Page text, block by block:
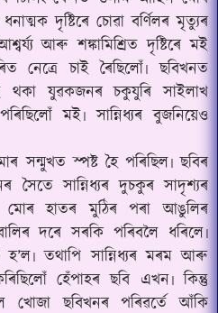
দৃষ্টিৰে চোৱা বৰ্ণিলৰ মৃত্যুৰ
আৰু শঙ্কামিশ্ৰিত দৃষ্টিৰে মই
নেত্ৰে চাই ৰৈছিলোঁ৷ ছবিখনত
থকা যুৱকজনৰ চকুযুৰি সাইলাখ
মই৷ সান্নিধ্যৰ বুজনিয়েও
সন্মুখত স্পষ্ট হৈ পৰিছিল৷ ছবিৰ
সৈতে সান্নিধ্যৰ দুচকুৰ সাদৃশ্যৰ
মোৰ হাতৰ মুঠিৰ পৰা আঙুলিৰ
দৰে সৰকি পৰিবলৈ ধৰিলে৷
তথাপি সান্নিধ্যৰ মৰম আৰু
হেঁপাহৰ ছবি এখন৷ কিন্তু
ছবিখনৰ পৰিৱৰ্তে আঁকি